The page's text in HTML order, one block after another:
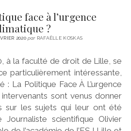
face à l’urgence
?
2020parRAFAËLLE KOSKAS
à la faculté de droit de Lille, se
particulièrement intéressante,
: La Politique Face À L’urgence
intervenants sont venus donner
sur les sujets qui leur ont été
scientifique Olivier